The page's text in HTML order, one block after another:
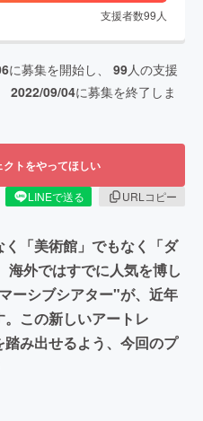
支援者数99 人
に募集を開始し、 99人の支援
2022/09/04に募集を終了しま
クトをやってほしい
LINEで送る
URLコピー
く「美術館」でもなく「ダ
海外ではすでに人気を博し
ーシブシアター"が、近年
この新しいアートレ
み出せるよう、今回のプ